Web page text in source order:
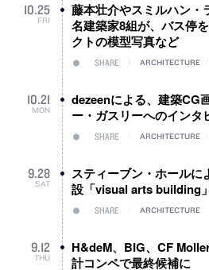
10.25
FRI
藤本壮介やスミルハン・
名建築家8組が、バス停
クトの模型写真など
SHARE ARCHITECTURE
10.21
MON
dezeenによる、建築CG
ー・ガスリーへのインタ
SHARE ARCHITECTURE
9.28
SAT
スティーブン・ホールに
設「visual arts building
SHARE ARCHITECTURE
9.12
THU
H&deM、BIG、CF
計コンペで最終候補に